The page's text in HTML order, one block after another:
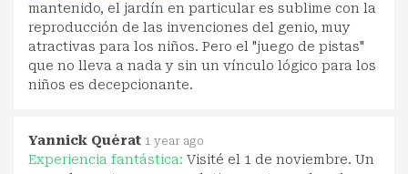
mantenido, el jardín en particular es sublime con la
reproducción de las invenciones del genio, muy
atractivas para los niños. Pero el "juego de pistas"
que no lleva a nada y sin un vínculo lógico para los
niños es decepcionante.
Yannick Quérat 1 year ago
Experiencia fantástica: Visité el 1 de noviembre. Un